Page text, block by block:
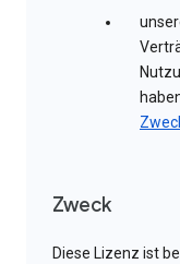
Zweck
Diese Lizenz ist